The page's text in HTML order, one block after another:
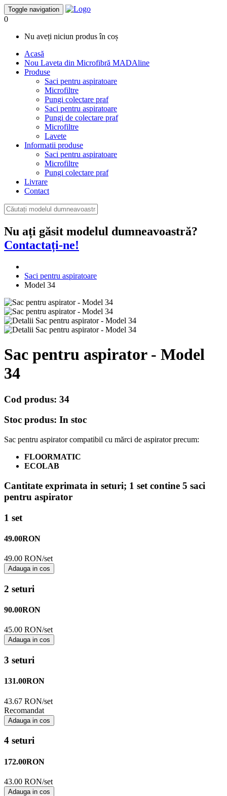
Toggle navigation
0
Nu aveți niciun produs în coș
Acasă
Nou Laveta din Microfibră MADAline
Produse
Saci pentru aspiratoare
Microfiltre
Pungi colectare praf
Saci pentru aspiratoare
Pungi de colectare praf
Microfiltre
Lavete
Informatii produse
Saci pentru aspiratoare
Microfiltre
Pungi colectare praf
Livrare
Contact
Nu ați găsit modelul dumneavoastră?
Contactați-ne!
Saci pentru aspiratoare
Model 34
Sac pentru aspirator - Model
34
Cod produs: 34
Stoc produs: In stoc
Sac pentru aspirator compatibil cu mărci de aspirator precum:
FLOORMATIC
ECOLAB
Cantitate exprimata in seturi; 1 set contine 5 saci
pentru aspirator
1 set
49.00RON
49.00 RON/set
Adauga in cos
2 seturi
90.00RON
45.00 RON/set
Adauga in cos
3 seturi
131.00RON
43.67 RON/set
Recomandat
Adauga in cos
4 seturi
172.00RON
43.00 RON/set
Adauga in cos